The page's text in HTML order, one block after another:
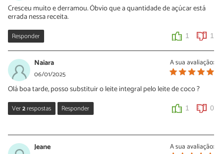
Cresceu muito e derramou. Óbvio que a quantidade de açúcar está
errada nessa receita.
Responder 1 1
A sua avaliação:
Naiara
06/01/2025
Olá boa tarde, posso substituir o leite integral pelo leite de coco ?
Ver2respostas Responder 1 0
A sua avaliação:
Jeane